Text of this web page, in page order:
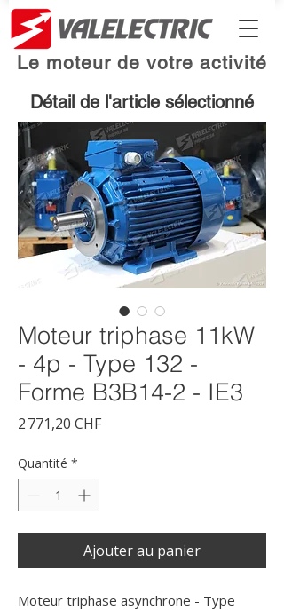
Le moteur de votre activité
Détail de l'article sélectionné
Moteur triphase 11kW
- 4p - Type 132 -
Forme B3B14-2 - IE3
2 771,20 CHFPrix
Quantité *
Ajouter au panier
Moteur triphase asynchrone - Type